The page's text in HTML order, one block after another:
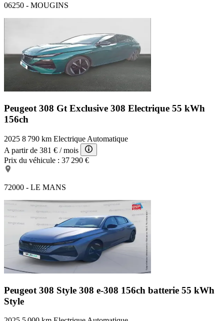
06250 - MOUGINS
Peugeot 308 Gt Exclusive 308 Electrique 55 kWh
156ch
2025 8 790 km Electrique Automatique
A partir de 381 € / mois
Prix du véhicule : 37 290 €
72000 - LE MANS
Peugeot 308 Style 308 e-308 156ch batterie 55 kWh
Style